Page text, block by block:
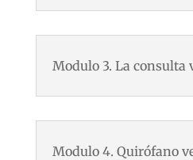
Modulo 3. La consulta
Modulo 4. Quirófano